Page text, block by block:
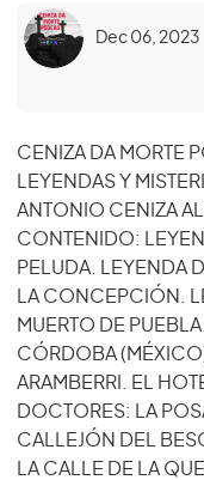
Dec 06, 2023
CENIZA DA MORTE
LEYENDAS Y
ANTONIO CENIZA
CONTENIDO:
PELUDA. LEYENDA
LA CONCEPCIÓN.
MUERTO DE
CÓRDOBA
ARAMBERRI. EL
DOCTORES: LA
CALLEJÓN DEL
LA CALLE DE LA